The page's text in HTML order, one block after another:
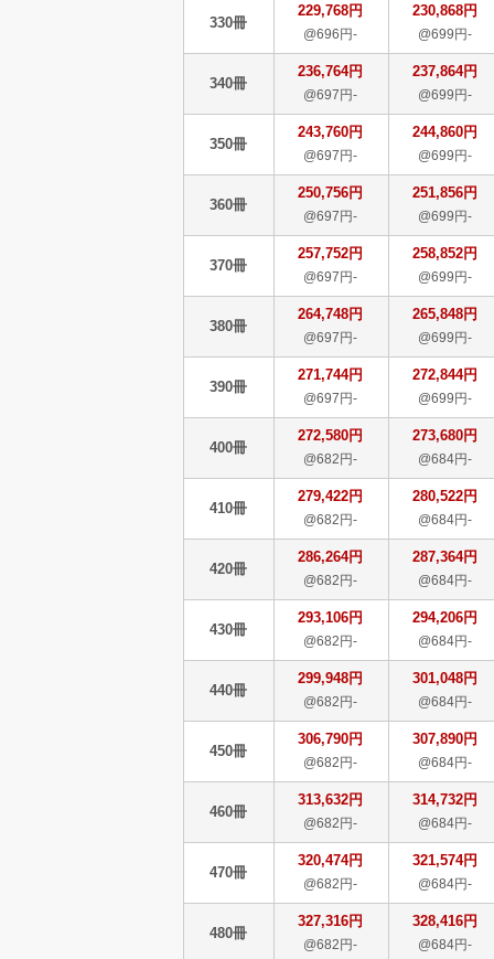
330冊
229,768円
@696円-
230,868円
@699円-
340冊
236,764円
@697円-
237,864円
@699円-
350冊
243,760円
@697円-
244,860円
@699円-
360冊
250,756円
@697円-
251,856円
@699円-
370冊
257,752円
@697円-
258,852円
@699円-
380冊
264,748円
@697円-
265,848円
@699円-
390冊
271,744円
@697円-
272,844円
@699円-
400冊
272,580円
@682円-
273,680円
@684円-
410冊
279,422円
@682円-
280,522円
@684円-
420冊
286,264円
@682円-
287,364円
@684円-
430冊
293,106円
@682円-
294,206円
@684円-
440冊
299,948円
@682円-
301,048円
@684円-
450冊
306,790円
@682円-
307,890円
@684円-
460冊
313,632円
@682円-
314,732円
@684円-
470冊
320,474円
@682円-
321,574円
@684円-
480冊
327,316円
@682円-
328,416円
@684円-